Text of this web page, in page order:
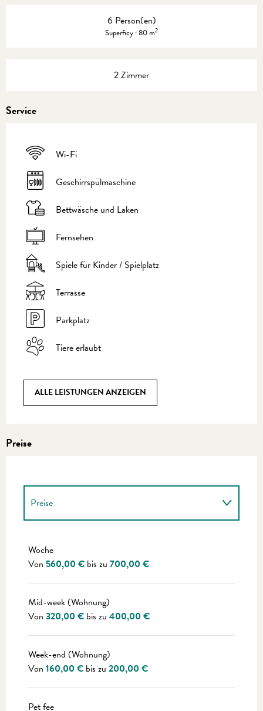
6 Person(en)
Superficy : 80 m2
2 Zimmer
Service
Wi-Fi
Geschirrspülmaschine
Bettwäsche und Laken
Fernsehen
Spiele für Kinder / Spielplatz
Terrasse
Parkplatz
Tiere erlaubt
ALLE LEISTUNGEN ANZEIGEN
Preise
Preise
Woche
Von 560,00 € bis zu 700,00 €
Mid-week (Wohnung)
Von 320,00 € bis zu 400,00 €
Week-end (Wohnung)
Von 160,00 € bis zu 200,00 €
Pet fee